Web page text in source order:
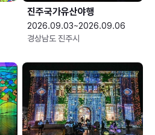
진주국가유산야행
2026.09.03~2026.09.06
경상남도 진주시